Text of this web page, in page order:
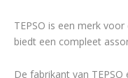
TEPSO is een merk
biedt een compleet
De fabrikant van